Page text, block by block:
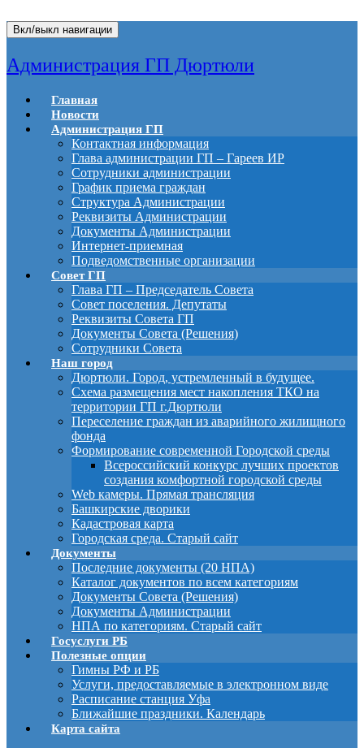
Вкл/выкл навигации
Администрация ГП Дюртюли
Главная
Новости
Администрация ГП
Контактная информация
Глава администрации ГП – Гареев ИР
Сотрудники администрации
График приема граждан
Структура Администрации
Реквизиты Администрации
Документы Администрации
Интернет-приемная
Подведомственные организации
Совет ГП
Глава ГП – Председатель Совета
Совет поселения. Депутаты
Реквизиты Совета ГП
Документы Совета (Решения)
Сотрудники Совета
Наш город
Дюртюли. Город, устремленный в будущее.
Схема размещения мест накопления ТКО на
территории ГП г.Дюртюли
Переселение граждан из аварийного жилищного
фонда
Формирование современной Городской среды
Всероссийский конкурс лучших проектов
создания комфортной городской среды
Web камеры. Прямая трансляция
Башкирские дворики
Кадастровая карта
Городская среда. Старый сайт
Документы
Последние документы (20 НПА)
Каталог документов по всем категориям
Документы Совета (Решения)
Документы Администрации
НПА по категориям. Старый сайт
Госуслуги РБ
Полезные опции
Гимны РФ и РБ
Услуги, предоставляемые в электронном виде
Расписание станция Уфа
Ближайшие праздники. Календарь
Карта сайта